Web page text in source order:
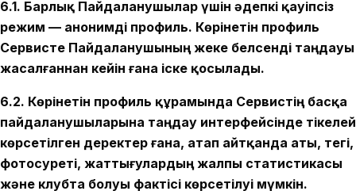
6.1. Барлық Пайдаланушылар үшін әдепкі қауіпсіз
режим — анонимді профиль. Көрінетін профиль
Сервисте Пайдаланушының жеке белсенді таңдауы
жасалғаннан кейін ғана іске қосылады.
6.2. Көрінетін профиль құрамында Сервистің басқа
пайдаланушыларына таңдау интерфейсінде тікелей
көрсетілген деректер ғана, атап айтқанда аты, тегі,
фотосуреті, жаттығулардың жалпы статистикасы
және клубта болуы фактісі көрсетілуі мүмкін.